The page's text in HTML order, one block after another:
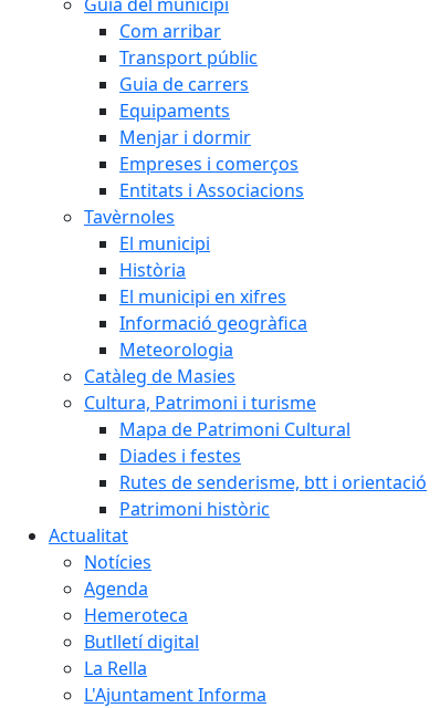
Com arribar
Transport públic
Guia de carrers
Equipaments
Menjar i dormir
Empreses i comerços
Entitats i Associacions
Tavèrnoles
El municipi
Història
El municipi en xifres
Informació geogràfica
Meteorologia
Catàleg de Masies
Cultura, Patrimoni i turisme
Mapa de Patrimoni Cultural
Diades i festes
Rutes de senderisme, btt i orientació
Patrimoni històric
Actualitat
Notícies
Agenda
Hemeroteca
Butlletí digital
La Rella
L'Ajuntament Informa